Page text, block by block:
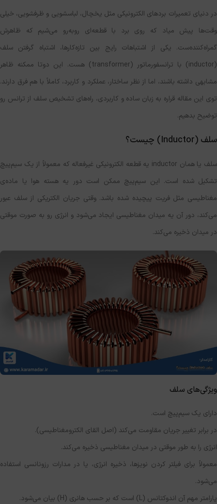
در دنیای تعمیرات بردهای الکترونیکی مثل یخچال، لباسشویی و ظرفشویی، خیلی
وقت‌ها پیش میاد که روی برد با قطعه‌ای روبه‌رو می‌شیم که ظاهرش
گمراه‌کننده‌ست. یکی از اشتباهات رایج بین تازه‌کارها، اشتباه گرفتن سلف
(inductor) با ترانسفورماتور (transformer) هست. این دوتا ممکنه ظاهر
مشابهی داشته باشند، اما از نظر ساختار، عملکرد و کاربرد، کاملاً با هم فرق دارند.
توی این مقاله قراره به زبان ساده و کاربردی، راه‌های تشخیص سلف از ترانس رو
توضیح بدهیم.
سلف (Inductor) چیست؟
سلف یا همان inductor یه قطعه‌ الکترونیکی غیرفعاله که معمولاً از یک سیم‌پیچ
تشکیل شده است. این سیم‌پیچ ممکن است دور یه هسته‌ هوا یا ماده‌ی
مغناطیسی مثل فریت پیچیده شده باشد. وقتی جریان الکتریکی از سلف عبور
می‌کند، دور آن یه میدان مغناطیسی ایجاد می‌شود و انرژی رو به صورت موقتی
در میدان ذخیره می‌کند.
ویژگی‌های سلف
دارای یک سیم‌پیچ است.
در برابر تغییر جریان مقاومت می‌کند (اصل القای الکترومغناطیسی).
انرژی را به طور موقتی در میدان مغناطیسی ذخیره می‌کند.
معمولاً برای فیلتر کردن نویزها، ذخیره انرژی، یا در مدارات رزونانسی استفاده
می‌شود.
پارامتر مهم آن اندوکتانس (L) است که بر حسب هانری (H) بیان می‌شود.